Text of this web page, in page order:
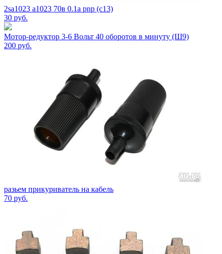
2sa1023 a1023 70в 0.1а pnp (c13)
30 руб.
Мотор-редуктор 3-6 Вольт 40 оборотов в минуту (Ш9)
200 руб.
разьем прикуриватель на кабель
70 руб.